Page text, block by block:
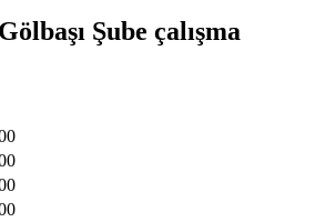
Şube çalışma